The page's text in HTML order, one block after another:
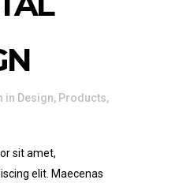
in Design, Products,
sit amet,
elit. Maecenas